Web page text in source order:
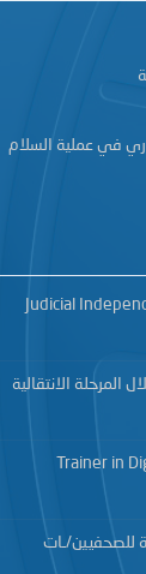
في عملية السلام
Judicial
المرحلة الانتقالية
Trainer in
للصحفيين/ـات